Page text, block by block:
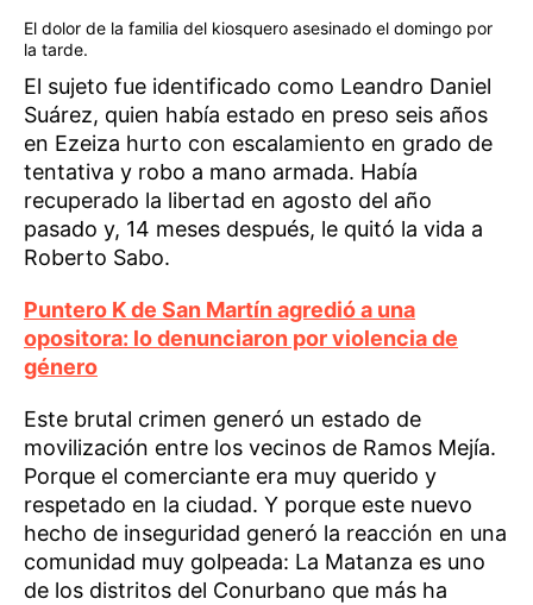
El dolor de la familia del kiosquero asesinado el domingo por
la tarde.
El sujeto fue identificado como Leandro Daniel
Suárez, quien había estado en preso seis años
en Ezeiza hurto con escalamiento en grado de
tentativa y robo a mano armada. Había
recuperado la libertad en agosto del año
pasado y, 14 meses después, le quitó la vida a
Roberto Sabo.
Puntero K de San Martín agredió a una
opositora: lo denunciaron por violencia de
género
Este brutal crimen generó un estado de
movilización entre los vecinos de Ramos Mejía.
Porque el comerciante era muy querido y
respetado en la ciudad. Y porque este nuevo
hecho de inseguridad generó la reacción en una
comunidad muy golpeada: La Matanza es uno
de los distritos del Conurbano que más ha